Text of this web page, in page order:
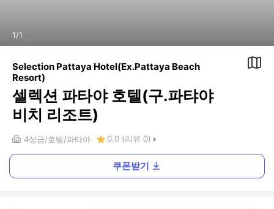
1/1
Selection Pattaya Hotel(Ex.Pattaya Beach
Resort)
셀렉션 파타야 호텔(구.파탸야
비치 리조트)
4성급 호텔 파타야 0.0 (리뷰 0)
쿠폰받기